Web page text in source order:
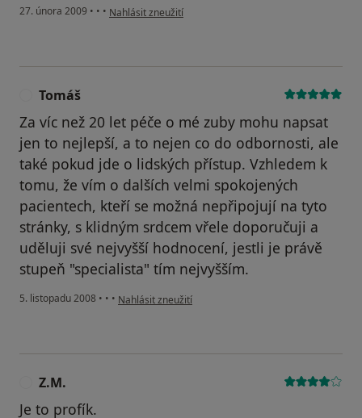
27. února 2009 • • • podle názoru uživatele Pacient
Nahlásit zneužití
Tomáš
Za víc než 20 let péče o mé zuby mohu napsat
jen to nejlepší, a to nejen co do odbornosti, ale
také pokud jde o lidských přístup. Vzhledem k
tomu, že vím o dalších velmi spokojených
pacientech, kteří se možná nepřipojují na tyto
stránky, s klidným srdcem vřele doporučuji a
uděluji své nejvyšší hodnocení, jestli je právě
stupeň "specialista" tím nejvyšším.
5. listopadu 2008 • • • podle názoru uživatele Tomáš
Nahlásit zneužití
Z.M.
Je to profík.